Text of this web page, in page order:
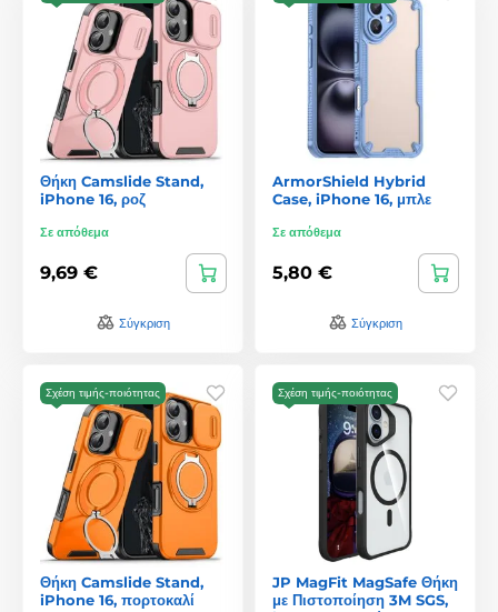
Θήκη Camslide Stand,
iPhone 16, ροζ
Σε απόθεμα
9,69 €
Σύγκριση
ArmorShield Hybrid
Case, iPhone 16, μπλε
Σε απόθεμα
5,80 €
Σύγκριση
Σχέση τιμής-ποιότητας
Θήκη Camslide Stand,
iPhone 16, πορτοκαλί
Σχέση τιμής-ποιότητας
JP MagFit MagSafe Θήκη
με Πιστοποίηση 3M SGS,